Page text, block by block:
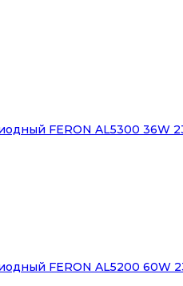
FERON AL5300 36W
FERON AL5200 60W